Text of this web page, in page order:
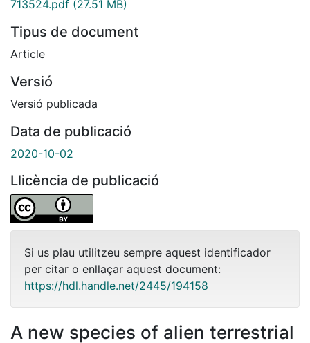
713524.pdf (27.51 MB)
Tipus de document
Article
Versió
Versió publicada
Data de publicació
2020-10-02
Llicència de publicació
Si us plau utilitzeu sempre aquest identificador
per citar o enllaçar aquest document:
https://hdl.handle.net/2445/194158
A new species of alien terrestrial